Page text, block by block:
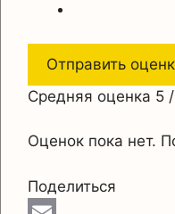
Отправить
Средняя оценка 5
Оценок пока нет.
Поделиться